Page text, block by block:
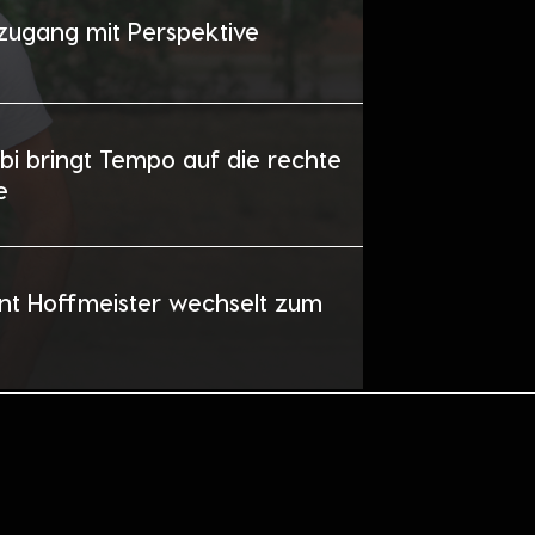
mit Perspektive
bringt Tempo auf die rechte
Hoffmeister wechselt zum